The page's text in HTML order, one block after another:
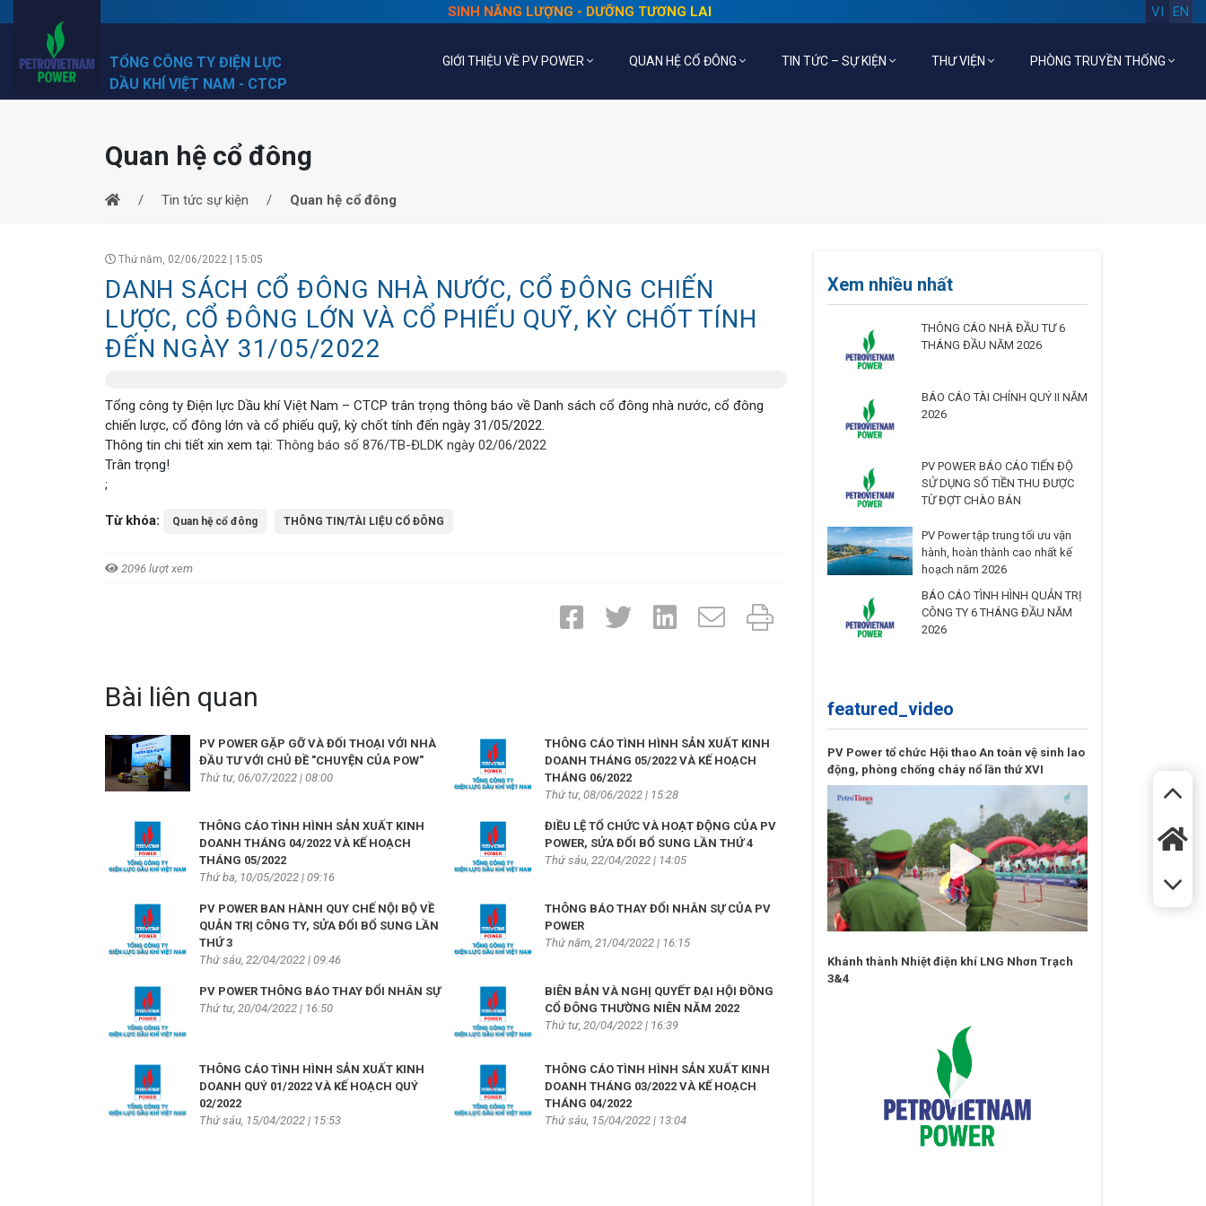
SINH NĂNG LƯỢNG - DƯỠNG TƯƠNG LAI EN
VI
TỔNG CÔNG TY ĐIỆN LỰC
DẦU KHÍ VIỆT NAM - CTCP
GIỚI THIỆU VỀ PV POWER QUAN HỆ CỔ ĐÔNG TIN TỨC – SỰ KIỆN THƯ VIỆN PHÒNG TRUYỀN THỐNG
Quan hệ cổ đông
Tin tức sự kiện Quan hệ cổ đông
Thứ năm, 02/06/2022 | 15:05
DANH SÁCH CỔ ĐÔNG NHÀ NƯỚC, CỔ ĐÔNG CHIẾN
LƯỢC, CỔ ĐÔNG LỚN VÀ CỔ PHIẾU QUỸ, KỲ CHỐT TÍNH
ĐẾN NGÀY 31/05/2022
Tổng công ty Điện lực Dầu khí Việt Nam – CTCP trân trọng thông báo về Danh sách cổ đông nhà nước, cổ đông
chiến lược, cổ đông lớn và cổ phiếu quỹ, kỳ chốt tính đến ngày 31/05/2022.
Thông tin chi tiết xin xem tại: Thông báo số 876/TB-ĐLDK ngày 02/06/2022
Trân trọng!
;
Từ khóa: Quan hệ cổ đông THÔNG TIN/TÀI LIỆU CỔ ĐÔNG
2096 lượt xem
Bài liên quan
PV POWER GẶP GỠ VÀ ĐỐI THOẠI VỚI NHÀ
ĐẦU TƯ VỚI CHỦ ĐỀ "CHUYỆN CỦA POW"
Thứ tư, 06/07/2022 | 08:00
THÔNG CÁO TÌNH HÌNH SẢN XUẤT KINH
DOANH THÁNG 05/2022 VÀ KẾ HOẠCH
THÁNG 06/2022
Thứ tư, 08/06/2022 | 15:28
THÔNG CÁO TÌNH HÌNH SẢN XUẤT KINH
DOANH THÁNG 04/2022 VÀ KẾ HOẠCH
THÁNG 05/2022
Thứ ba, 10/05/2022 | 09:16
ĐIỀU LỆ TỔ CHỨC VÀ HOẠT ĐỘNG CỦA PV
POWER, SỬA ĐỔI BỔ SUNG LẦN THỨ 4
Thứ sáu, 22/04/2022 | 14:05
PV POWER BAN HÀNH QUY CHẾ NỘI BỘ VỀ
QUẢN TRỊ CÔNG TY, SỬA ĐỔI BỔ SUNG LẦN
THỨ 3
Thứ sáu, 22/04/2022 | 09:46
THÔNG BÁO THAY ĐỔI NHÂN SỰ CỦA PV
POWER
Thứ năm, 21/04/2022 | 16:15
PV POWER THÔNG BÁO THAY ĐỔI NHÂN SỰ
Thứ tư, 20/04/2022 | 16:50
BIÊN BẢN VÀ NGHỊ QUYẾT ĐẠI HỘI ĐỒNG
CỔ ĐÔNG THƯỜNG NIÊN NĂM 2022
Thứ tư, 20/04/2022 | 16:39
THÔNG CÁO TÌNH HÌNH SẢN XUẤT KINH
DOANH QUÝ 01/2022 VÀ KẾ HOẠCH QUÝ
02/2022
Thứ sáu, 15/04/2022 | 15:53
THÔNG CÁO TÌNH HÌNH SẢN XUẤT KINH
DOANH THÁNG 03/2022 VÀ KẾ HOẠCH
THÁNG 04/2022
Thứ sáu, 15/04/2022 | 13:04
Xem nhiều nhất
THÔNG CÁO NHÀ ĐẦU TƯ 6
THÁNG ĐẦU NĂM 2026
BÁO CÁO TÀI CHÍNH QUÝ II NĂM
2026
PV POWER BÁO CÁO TIẾN ĐỘ
SỬ DỤNG SỐ TIỀN THU ĐƯỢC
TỪ ĐỢT CHÀO BÁN
PV Power tập trung tối ưu vận
hành, hoàn thành cao nhất kế
hoạch năm 2026
BÁO CÁO TÌNH HÌNH QUẢN TRỊ
CÔNG TY 6 THÁNG ĐẦU NĂM
2026
featured_video
PV Power tổ chức Hội thao An toàn vệ sinh lao
động, phòng chống cháy nổ lần thứ XVI
Khánh thành Nhiệt điện khí LNG Nhơn Trạch
3&4